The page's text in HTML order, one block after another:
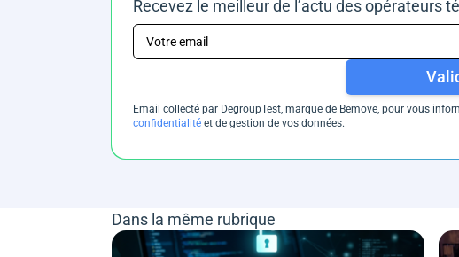
Recevez le meilleur de l’actu des opérateurs
Email collecté par DegroupTest, marque de Bemove, pour vous
confidentialité et de gestion de vos données.
Dans la même rubrique